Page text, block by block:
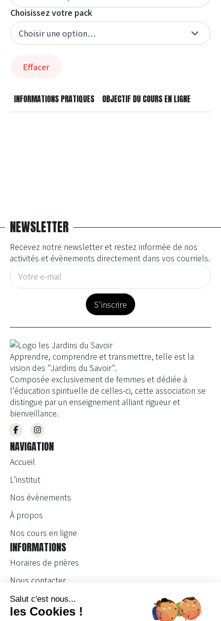
Choisissez votre pack
Effacer
INFORMATIONS PRATIQUES OBJECTIF DU COURS EN LIGNE
NEWSLETTER
Recevez notre newsletter et restez informée de nos
activités et évènements directement dans vos courriels.
E-
mail
*
S'inscrire
Apprendre, comprendre et transmettre, telle est la
vision des "Jardins du Savoir".
Composée exclusivement de femmes et dédiée à
l'éducation spirituelle de celles-ci, cette association se
distingue par un enseignement alliant rigueur et
bienveillance.
NAVIGATION
Accueil
L’institut
Nos évènements
À propos
Nos cours en ligne
INFORMATIONS
Horaires de prières
Nous contacter
Devenir bénévole
Devenir enseignante